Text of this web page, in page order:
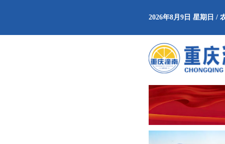
2026年8月9日 星期日 /